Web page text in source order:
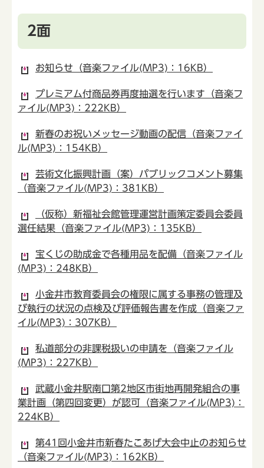
2面
お知らせ（音楽ファイル(MP3)：16KB）
プレミアム付商品券再度抽選を行います（音楽フ
ァイル(MP3)：222KB）
新春のお祝いメッセージ動画の配信（音楽ファイ
ル(MP3)：154KB）
芸術文化振興計画（案）パブリックコメント募集
（音楽ファイル(MP3)：381KB）
（仮称）新福祉会館管理運営計画策定委員会委員
選任結果（音楽ファイル(MP3)：135KB）
宝くじの助成金で各種用品を配備（音楽ファイル
(MP3)：248KB）
小金井市教育委員会の権限に属する事務の管理及
び執行の状況の点検及び評価報告書を作成（音楽ファ
イル(MP3)：307KB）
私道部分の非課税扱いの申請を（音楽ファイル
(MP3)：227KB）
武蔵小金井駅南口第2地区市街地再開発組合の事
業計画（第四回変更）が認可（音楽ファイル(MP3)：
224KB）
第41回小金井市新春たこあげ大会中止のお知らせ
（音楽ファイル(MP3)：162KB）